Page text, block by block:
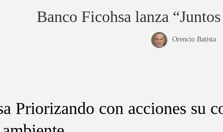
Banco Ficohsa lanza
Orencio Batista
Priorizando con acciones su